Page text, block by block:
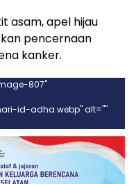
asam, apel hijau
pencernaan
kanker.
807"
id-adha.webp" alt=""